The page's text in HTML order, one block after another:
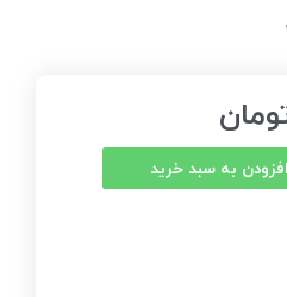
افزودن به سبد خرید